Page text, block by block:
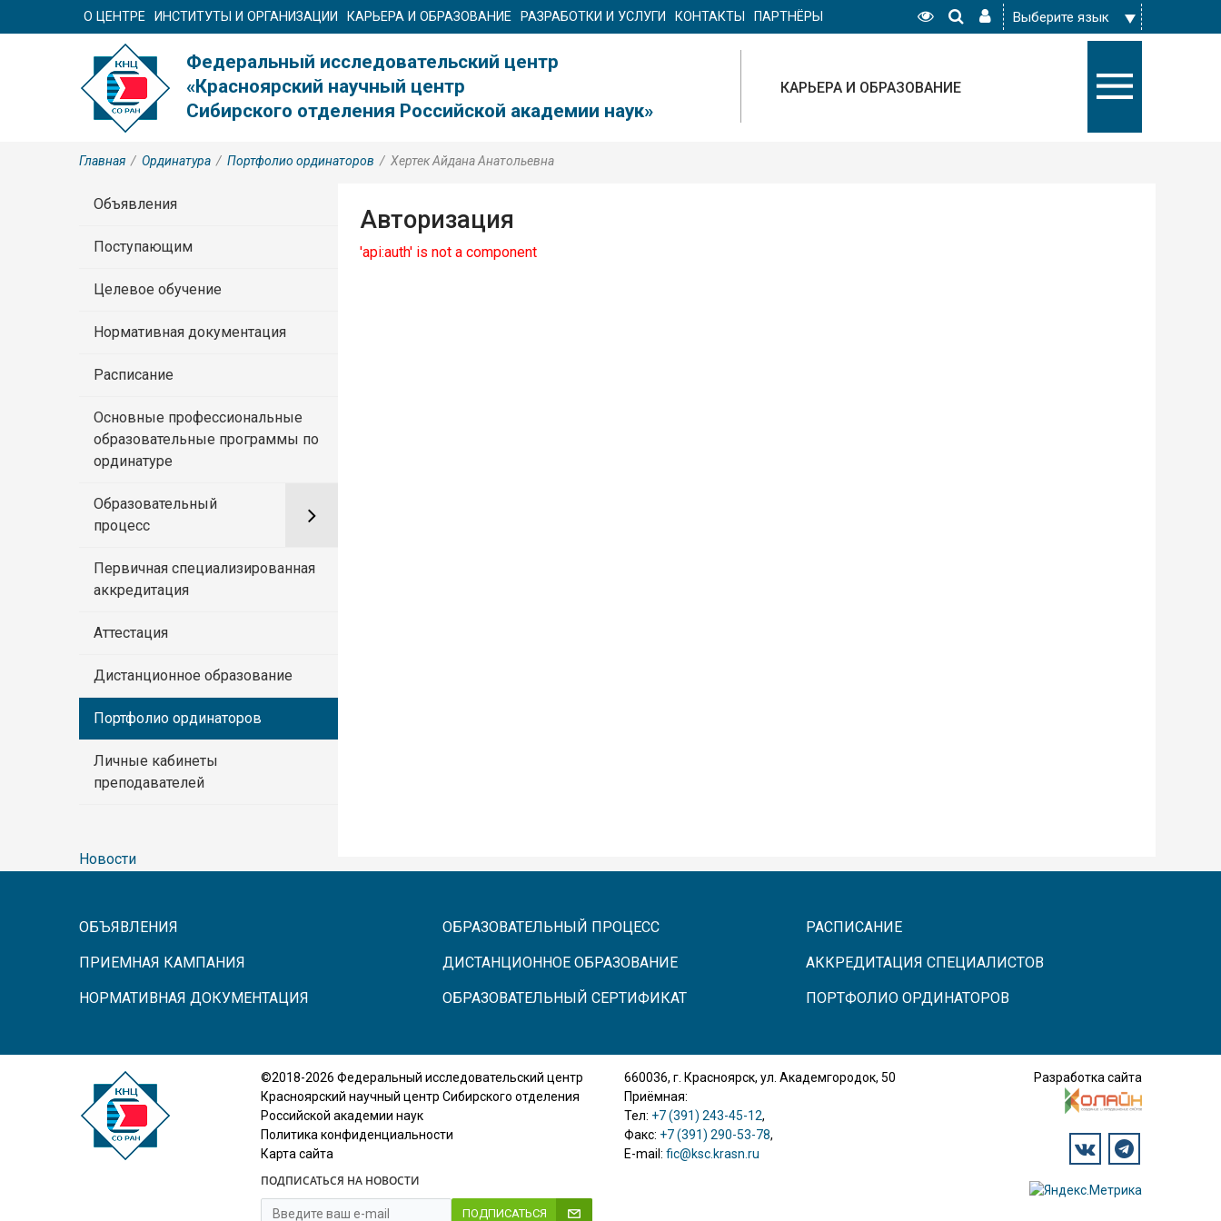
О ЦЕНТРЕ ИНСТИТУТЫ И ОРГАНИЗАЦИИ КАРЬЕРА И ОБРАЗОВАНИЕ РАЗРАБОТКИ И УСЛУГИ КОНТАКТЫ ПАРТНЁРЫ
Федеральный исследовательский центр
«Красноярский научный центр
Сибирского отделения Российской академии наук»
КАРЬЕРА И ОБРАЗОВАНИЕ
Главная / Ординатура / Портфолио ординаторов / Хертек Айдана Анатольевна
Объявления
Поступающим
Целевое обучение
Нормативная документация
Расписание
Основные профессиональные
образовательные программы по
ординатуре
Образовательный
процесс
Первичная специализированная
аккредитация
Аттестация
Дистанционное образование
Портфолио ординаторов
Личные кабинеты
преподавателей
Новости
Авторизация
'api:auth' is not a component
ОБЪЯВЛЕНИЯ
ПРИЕМНАЯ КАМПАНИЯ
НОРМАТИВНАЯ ДОКУМЕНТАЦИЯ
ОБРАЗОВАТЕЛЬНЫЙ ПРОЦЕСС
ДИСТАНЦИОННОЕ ОБРАЗОВАНИЕ
ОБРАЗОВАТЕЛЬНЫЙ СЕРТИФИКАТ
РАСПИСАНИЕ
АККРЕДИТАЦИЯ СПЕЦИАЛИСТОВ
ПОРТФОЛИО ОРДИНАТОРОВ
©2018-2026 Федеральный исследовательский центр
Красноярский научный центр Сибирского отделения
Российской академии наук
Политика конфиденциальности
Карта сайта
ПОДПИСАТЬСЯ НА НОВОСТИ
ПОДПИСАТЬСЯ
660036, г. Красноярск, ул. Академгородок, 50
Приёмная:
Тел: +7 (391) 243-45-12,
Факс: +7 (391) 290-53-78,
E-mail: fic@ksc.krasn.ru
Разработка сайта